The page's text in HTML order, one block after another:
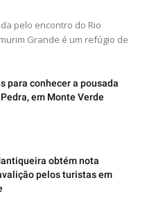
pelo encontro do Rio
Grande é um refúgio de
para conhecer a pousada
em Monte Verde
obtém nota
pelos turistas em